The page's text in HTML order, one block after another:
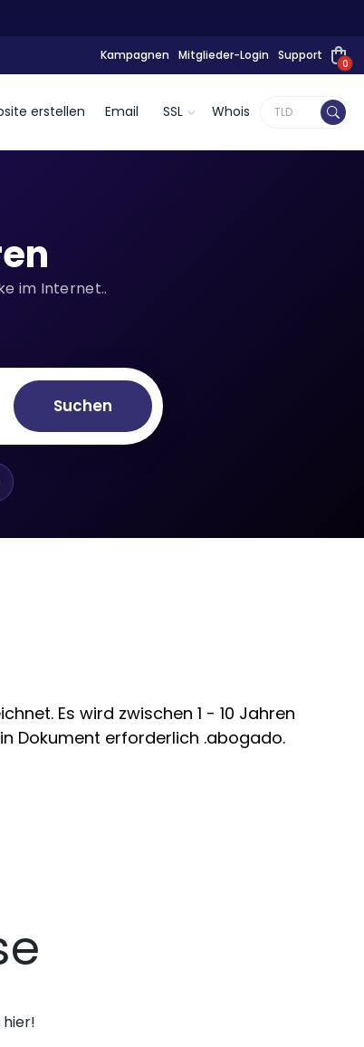
Kampagnen Mitglieder-Login Support
0
erstellen Email SSL Whois
im Internet..
Suchen
Es wird zwischen 1 - 10 Jahren
Dokument erforderlich .abogado.
hier!